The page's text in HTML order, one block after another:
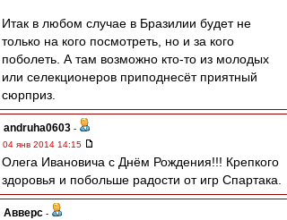
Итак в любом случае в Бразилии будет не
только на кого посмотреть, но и за кого
поболеть. А там возможно кто-то из молодых
или селекционеров приподнесёт приятный
сюрприз.
andruha0603 -
04 янв 2014 14:15
Олега Ивановича с Днём Рождения!!! Крепкого
здоровья и побольше радости от игр Спартака.
Авверс -